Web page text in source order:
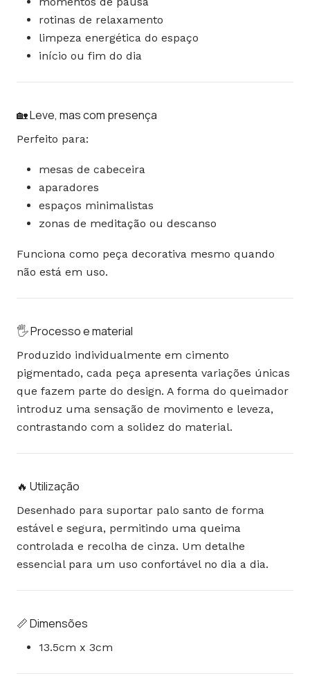
rotinas de relaxamento
limpeza energética do espaço
início ou fim do dia
🏡 Leve, mas com presença
Perfeito para:
mesas de cabeceira
aparadores
espaços minimalistas
zonas de meditação ou descanso
Funciona como peça decorativa mesmo quando
não está em uso.
🖐️ Processo e material
Produzido individualmente em cimento
pigmentado, cada peça apresenta variações únicas
que fazem parte do design. A forma do queimador
introduz uma sensação de movimento e leveza,
contrastando com a solidez do material.
🔥 Utilização
Desenhado para suportar palo santo de forma
estável e segura, permitindo uma queima
controlada e recolha de cinza. Um detalhe
essencial para um uso confortável no dia a dia.
📏 Dimensões
13.5cm x 3cm